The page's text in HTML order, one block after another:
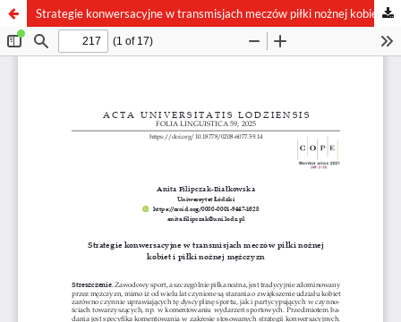
Strategie konwersacyjne w transmisjach meczów piłki nożnej kobiet i piłki nożnej mężczyzn